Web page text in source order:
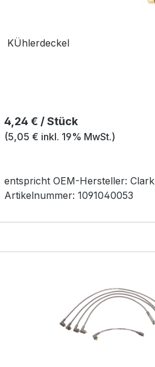
KÜhlerdeckel
Regulärer Preis:
4,24 € / Stück
(5,05 € inkl. 19% MwSt.)
entspricht OEM-Hersteller: Clark
Artikelnummer: 1091040053